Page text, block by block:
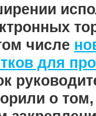
числе
для
о